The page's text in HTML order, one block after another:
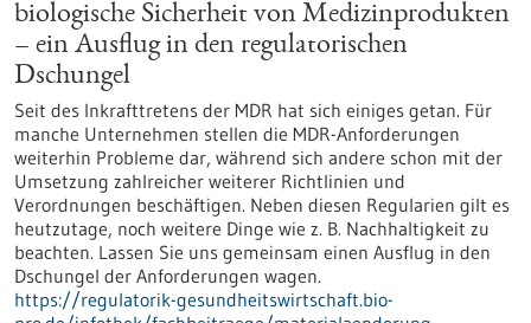
biologische Sicherheit von Medizinprodukten
– ein Ausflug in den regulatorischen
Dschungel
Seit des Inkrafttretens der MDR hat sich einiges getan. Für
manche Unternehmen stellen die MDR-Anforderungen
weiterhin Probleme dar, während sich andere schon mit der
Umsetzung zahlreicher weiterer Richtlinien und
Verordnungen beschäftigen. Neben diesen Regularien gilt es
heutzutage, noch weitere Dinge wie z. B. Nachhaltigkeit zu
beachten. Lassen Sie uns gemeinsam einen Ausflug in den
Dschungel der Anforderungen wagen.
https://regulatorik-gesundheitswirtschaft.bio-